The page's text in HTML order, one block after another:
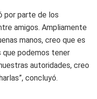
por parte de los
amigos. Ampliamente
manos, creo que es
que podemos tener
autoridades, creo
concluyó.